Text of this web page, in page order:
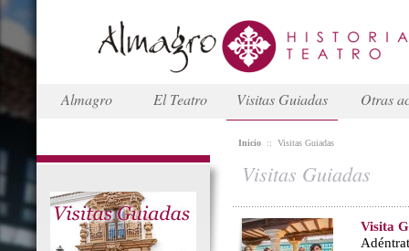
Almagro El Teatro Visitas Guiadas Otras
Inicio :: Visitas Guiadas
Visitas Guiadas
Visita